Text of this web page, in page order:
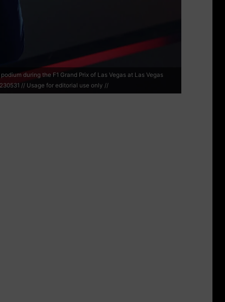
during the F1 Grand Prix of Las Vegas at Las Vegas
// Usage for editorial use only //